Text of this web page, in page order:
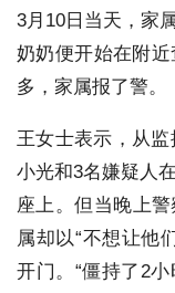
3月10日当天，家
奶奶便开始在附
多，家属报了警。
王女士表示，从监
小光和3名嫌疑人
座上。但当晚上
属却以“不想让他
开门。“僵持了2